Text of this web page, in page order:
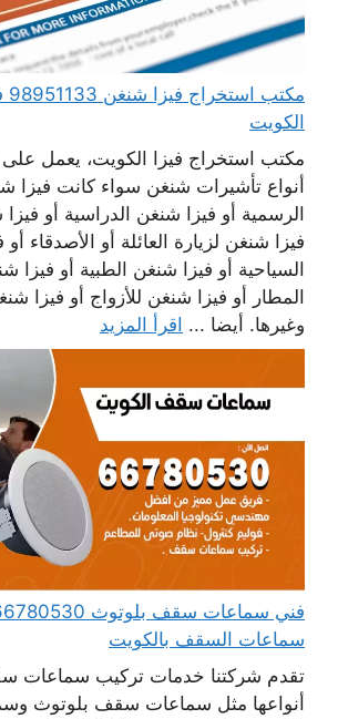
الكويت
مكتب استخراج فيزا الكويت، يعمل
أنواع تأشيرات شنغن سواء كانت فيزا
الرسمية أو فيزا شنغن الدراسية أو
فيزا شنغن لزيارة العائلة أو الأصدقاء
السياحية أو فيزا شنغن الطبية أو فيزا
المطار أو فيزا شنغن للأزواج أو فيزا
وغيرها. أيضا ... اقرأ المزيد
سماعات السقف بالكويت
تقدم شركتنا خدمات تركيب سماعات
أنواعها مثل سماعات سقف بلوتوث